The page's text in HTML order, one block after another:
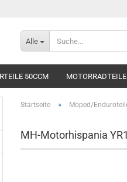
Alle
50CCM
Startseite » Moped/
MH-Motorhispania